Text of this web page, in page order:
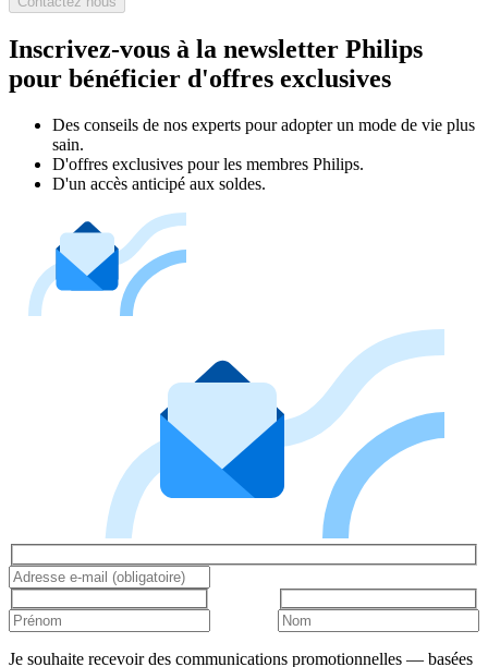
Inscrivez-vous à la newsletter Philips
pour bénéficier d'offres exclusives
Des conseils de nos experts pour adopter un mode de vie plus
sain.
D'offres exclusives pour les membres Philips.
D'un accès anticipé aux soldes.
Je souhaite recevoir des communications promotionnelles — basées